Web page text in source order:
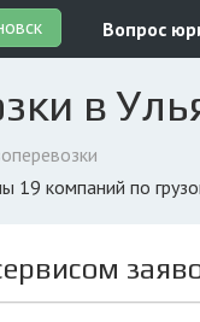
Вопрос
в
19 компаний по